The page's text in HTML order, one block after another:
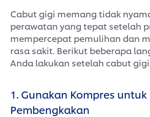
Cabut gigi memang tidak
perawatan yang tepat setelah
mempercepat pemulihan dan
rasa sakit. Berikut beberapa
Anda lakukan setelah cabut
1. Gunakan Kompres
Pembengkakan